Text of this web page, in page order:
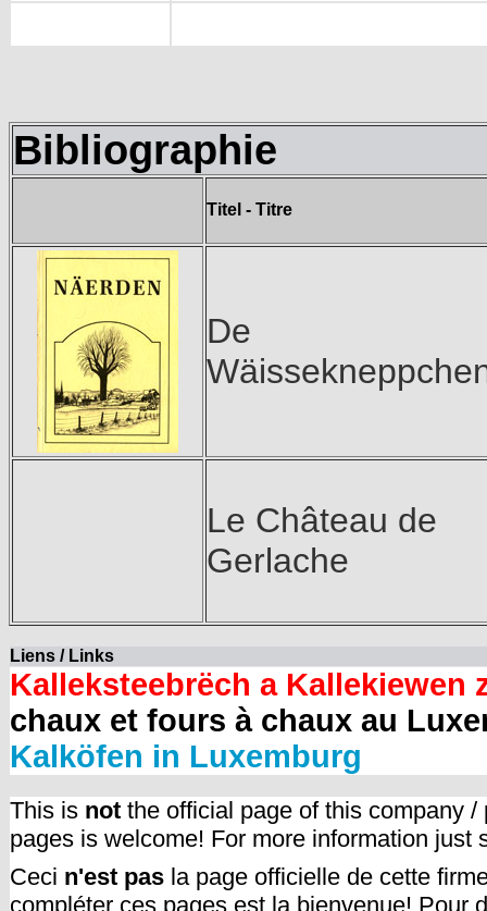
Bibliographie
Titel - Titre
De
Le Château de
Gerlache
Liens / Links
Kalleksteebrëch a Kallekiewen
chaux et fours à chaux au
Kalköfen in Luxemburg
This is not the official page of this company
pages is welcome! For more information just
Ceci n'est pas la page officielle de cette
compléter ces pages est la bienvenue! Pour